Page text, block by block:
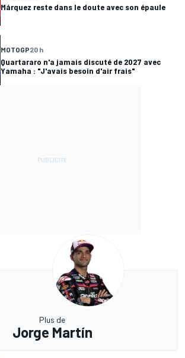
Márquez reste dans le doute avec son épaule
MOTOGP20 h
Quartararo n'a jamais discuté de 2027 avec
Yamaha : "J'avais besoin d'air frais"
Plus de
Jorge Martín